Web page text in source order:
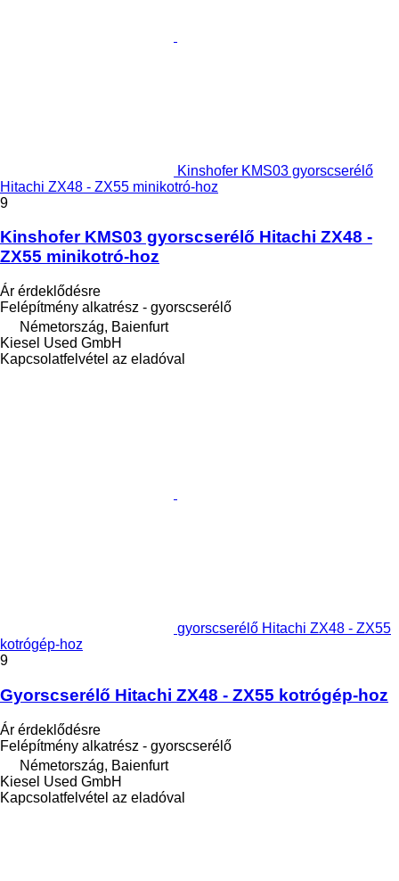
Kinshofer KMS03 gyorscserélő
Hitachi ZX48 - ZX55 minikotró-hoz
9
Kinshofer KMS03 gyorscserélő Hitachi ZX48 -
ZX55 minikotró-hoz
Ár érdeklődésre
Felépítmény alkatrész - gyorscserélő
Németország, Baienfurt
Kiesel Used GmbH
Kapcsolatfelvétel az eladóval
gyorscserélő Hitachi ZX48 - ZX55
kotrógép-hoz
9
Gyorscserélő Hitachi ZX48 - ZX55 kotrógép-hoz
Ár érdeklődésre
Felépítmény alkatrész - gyorscserélő
Németország, Baienfurt
Kiesel Used GmbH
Kapcsolatfelvétel az eladóval